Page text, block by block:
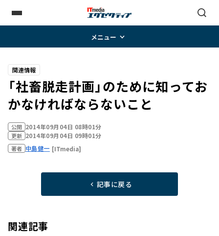
メニュー
関連情報
「社畜脱走計画」のために知ってお
かなければならないこと
公開 2014年09月04日 08時01分
更新 2014年09月04日 09時01分
著者 中島健一 [ITmedia]
記事に戻る
関連記事